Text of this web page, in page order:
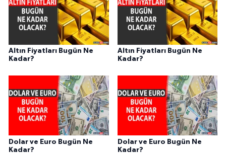
Altın Fiyatları Bugün Ne
Kadar?
Altın Fiyatları Bugün Ne
Kadar?
Dolar ve Euro Bugün Ne
Kadar?
Dolar ve Euro Bugün Ne
Kadar?